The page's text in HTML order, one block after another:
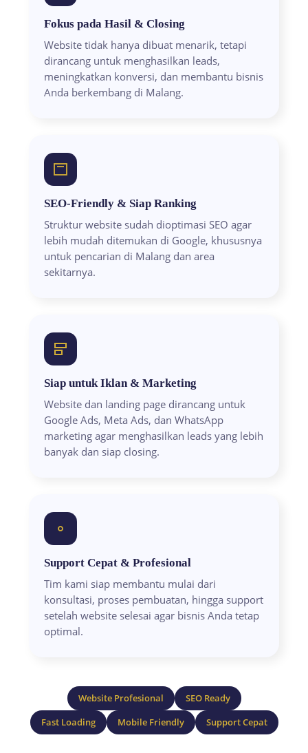
Fokus pada Hasil & Closing
Website tidak hanya dibuat menarik, tetapi
dirancang untuk menghasilkan leads,
meningkatkan konversi, dan membantu bisnis
Anda berkembang di Malang.
SEO-Friendly & Siap Ranking
Struktur website sudah dioptimasi SEO agar
lebih mudah ditemukan di Google, khususnya
untuk pencarian di Malang dan area
sekitarnya.
Siap untuk Iklan & Marketing
Website dan landing page dirancang untuk
Google Ads, Meta Ads, dan WhatsApp
marketing agar menghasilkan leads yang lebih
banyak dan siap closing.
Support Cepat & Profesional
Tim kami siap membantu mulai dari
konsultasi, proses pembuatan, hingga support
setelah website selesai agar bisnis Anda tetap
optimal.
Website Profesional
SEO Ready
Fast Loading
Mobile Friendly Support Cepat